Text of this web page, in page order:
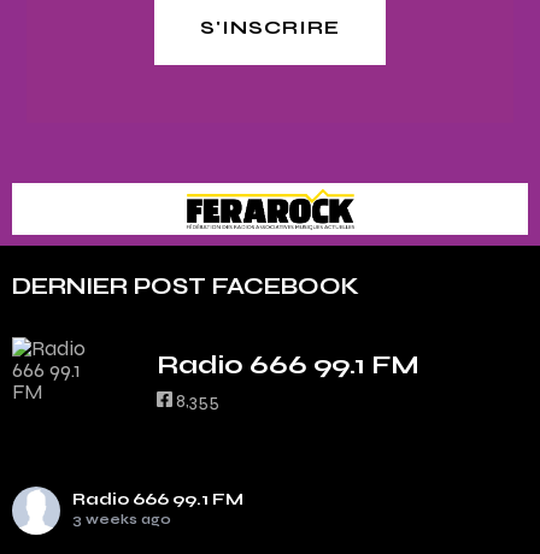
S'INSCRIRE
DERNIER POST FACEBOOK
Radio 666 99.1 FM
8,355
Radio 666 99.1 FM
3 weeks ago